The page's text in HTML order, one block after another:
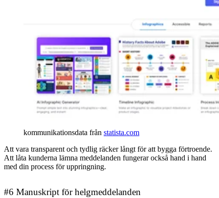
kommunikationsdata från statista.com
Att vara transparent och tydlig räcker långt för att bygga förtroende.
Att låta kunderna lämna meddelanden fungerar också hand i hand
med din process för uppringning.
#6 Manuskript för helgmeddelanden